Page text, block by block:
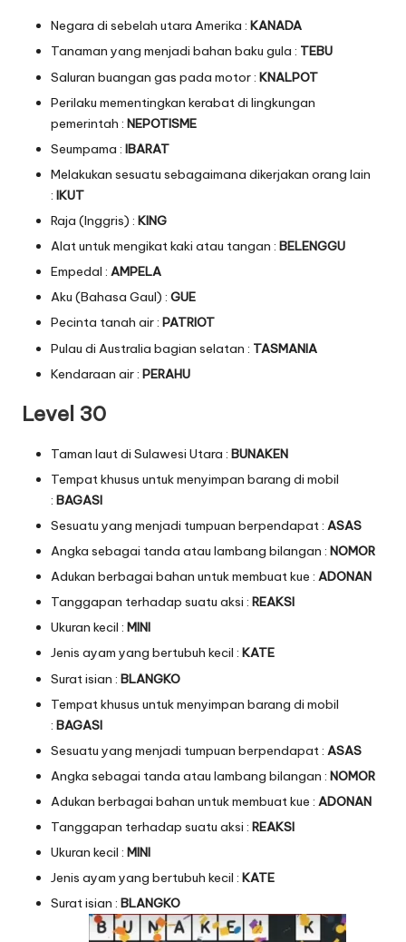
Negara di sebelah utara Amerika : KANADA
Tanaman yang menjadi bahan baku gula : TEBU
Saluran buangan gas pada motor : KNALPOT
Perilaku mementingkan kerabat di lingkungan
pemerintah : NEPOTISME
Seumpama : IBARAT
Melakukan sesuatu sebagaimana dikerjakan orang lain
: IKUT
Raja (Inggris) : KING
Alat untuk mengikat kaki atau tangan : BELENGGU
Empedal : AMPELA
Aku (Bahasa Gaul) : GUE
Pecinta tanah air : PATRIOT
Pulau di Australia bagian selatan : TASMANIA
Kendaraan air : PERAHU
Level 30
Taman laut di Sulawesi Utara : BUNAKEN
Tempat khusus untuk menyimpan barang di mobil
: BAGASI
Sesuatu yang menjadi tumpuan berpendapat : ASAS
Angka sebagai tanda atau lambang bilangan : NOMOR
Adukan berbagai bahan untuk membuat kue : ADONAN
Tanggapan terhadap suatu aksi : REAKSI
Ukuran kecil : MINI
Jenis ayam yang bertubuh kecil : KATE
Surat isian : BLANGKO
Tempat khusus untuk menyimpan barang di mobil
: BAGASI
Sesuatu yang menjadi tumpuan berpendapat : ASAS
Angka sebagai tanda atau lambang bilangan : NOMOR
Adukan berbagai bahan untuk membuat kue : ADONAN
Tanggapan terhadap suatu aksi : REAKSI
Ukuran kecil : MINI
Jenis ayam yang bertubuh kecil : KATE
Surat isian : BLANGKO